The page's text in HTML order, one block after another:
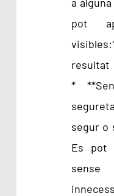
pot
resultat
*
segur o
Es pot